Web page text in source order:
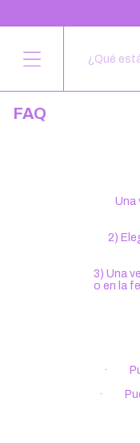
FAQ
Una
2)
3) Una
o en la
·
·